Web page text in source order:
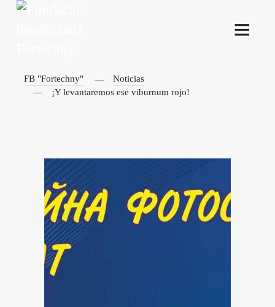
FB "Fortechny"
Noticias
¡Y levantaremos ese viburnum rojo!